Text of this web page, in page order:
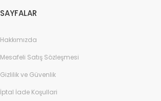
SAYFALAR
Hakkımızda
Mesafeli Satış Sözleşmesi
Gizlilik ve Güvenlik
İptal İade Koşullari